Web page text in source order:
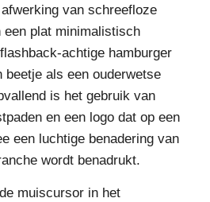
van schreefloze
plat minimalistisch
achtige hamburger
beetje als een ouderwetse
is het gebruik van
en een logo dat op een
een luchtige benadering van
wordt benadrukt.
muiscursor in het